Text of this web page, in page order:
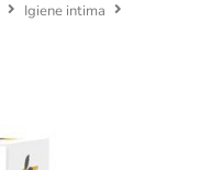
Igiene intima